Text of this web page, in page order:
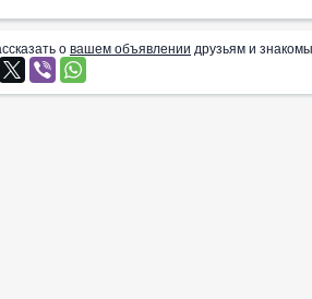
о вашем объявлении друзьям и